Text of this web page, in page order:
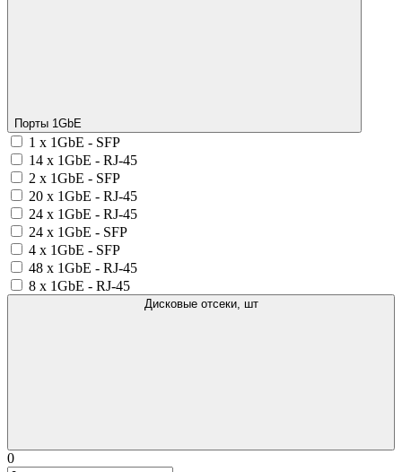
Порты 1GbE
1 x 1GbE - SFP
14 x 1GbE - RJ-45
2 x 1GbE - SFP
20 x 1GbE - RJ-45
24 x 1GbE - RJ-45
24 x 1GbE - SFP
4 x 1GbE - SFP
48 x 1GbE - RJ-45
8 x 1GbE - RJ-45
Дисковые отсеки, шт
0